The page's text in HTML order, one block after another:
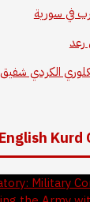
في سورية
الكردي
Kurd